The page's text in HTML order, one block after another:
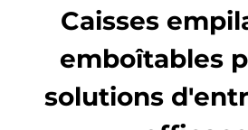
Caisses
emboîtables
solutions